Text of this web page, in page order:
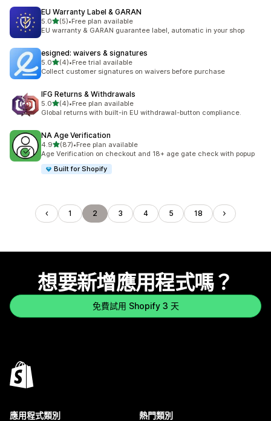
EU Warranty Label & GARAN
5.0滿分 5 顆星
(5)
共有 5 則評價
•Free plan available
EU warranty & GARAN guarantee label, automatic in your shop
esigned: waivers & signatures
5.0滿分 5 顆星
(4)
共有 4 則評價
•Free trial available
Collect customer signatures on waivers before purchase
IFG Returns & Withdrawals
5.0滿分 5 顆星
(4)
共有 4 則評價
•Free plan available
Global returns with built-in EU withdrawal-button compliance.
NA Age Verification
4.9滿分 5 顆星
(87)
共有 87 則評價
•Free plan available
Age Verification on checkout and 18+ age gate check with popup
Built for Shopify
1 2 3 4 5 18
想要新增應用程式嗎？
免費試用 Shopify 3 天
應用程式類別 熱門類別